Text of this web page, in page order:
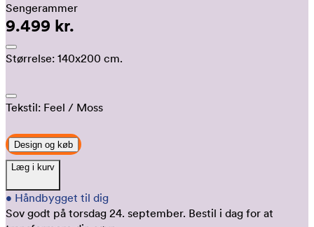
Sengerammer
9.499 kr.
Størrelse: 140x200 cm.
Tekstil: Feel / Moss
Design og køb
Læg i kurv
• Håndbygget til dig
Sov godt på torsdag 24. september. Bestil i dag for at